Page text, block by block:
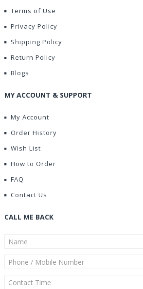
Terms of Use
Privacy Policy
Shipping Policy
Return Policy
Blogs
MY ACCOUNT & SUPPORT
My Account
Order History
Wish List
How to Order
FAQ
Contact Us
CALL ME BACK